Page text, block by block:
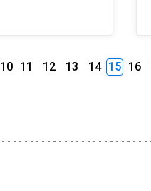
10 11 12 13 14 15 16